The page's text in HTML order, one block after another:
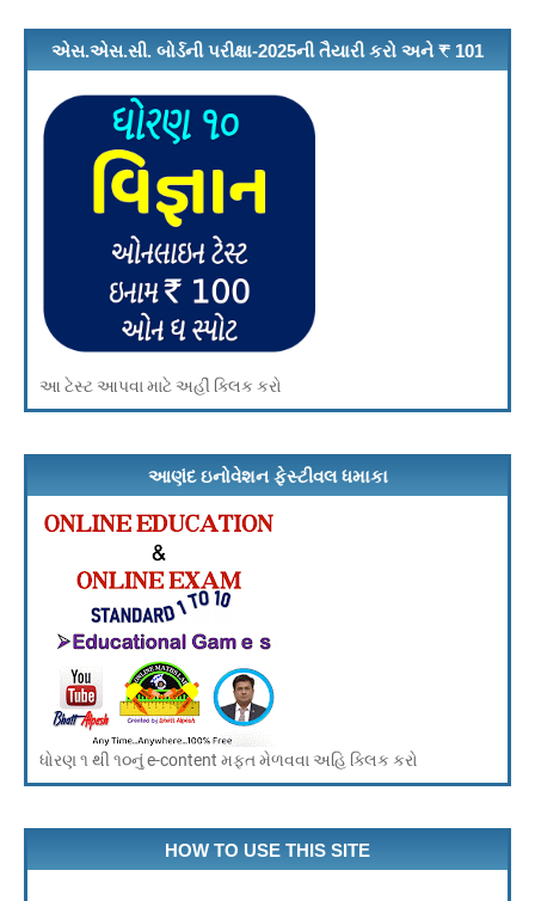
એસ.એસ.સી. બોર્ડની પરીક્ષા-2025ની તૈયારી કરો અને ₹ 101
આ ટેસ્ટ આપવા માટે અહીં ક્લિક કરો
આણંદ ઇનોવેશન ફેસ્ટીવલ ધમાકા
ધોરણ ૧ થી ૧૦નું e-content મફત મેળવવા અહિ ક્લિક કરો
HOW TO USE THIS SITE